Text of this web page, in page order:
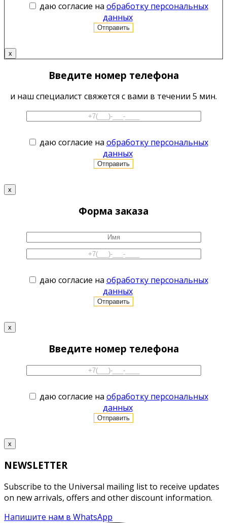
даю согласие на обработку персональных
данных
x
Введите номер телефона
и наш специалист свяжется с вами в течении 5 мин.
даю согласие на обработку персональных
данных
x
Форма заказа
даю согласие на обработку персональных
данных
x
Введите номер телефона
даю согласие на обработку персональных
данных
x
NEWSLETTER
Subscribe to the Universal mailing list to receive updates
on new arrivals, offers and other discount information.
Напишите нам в WhatsApp